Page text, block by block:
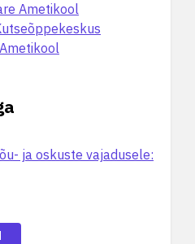
Ametikool
ja oskuste vajadusele: